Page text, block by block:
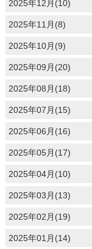
2025年12月(10)
2025年11月(8)
2025年10月(9)
2025年09月(20)
2025年08月(18)
2025年07月(15)
2025年06月(16)
2025年05月(17)
2025年04月(10)
2025年03月(13)
2025年02月(19)
2025年01月(14)